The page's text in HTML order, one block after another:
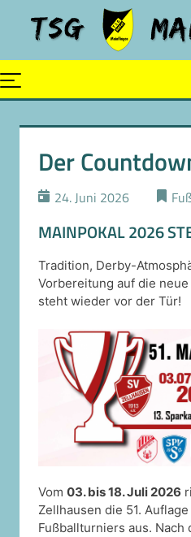
Der
24. Juni 2026
MAINPOKAL 2026
Tradition, Derby-
Vorbereitung auf die
steht wieder vor der Tür!
Vom 03. bis 18. Juli 2026
Zellhausen die 51.
Fußballturniers aus.